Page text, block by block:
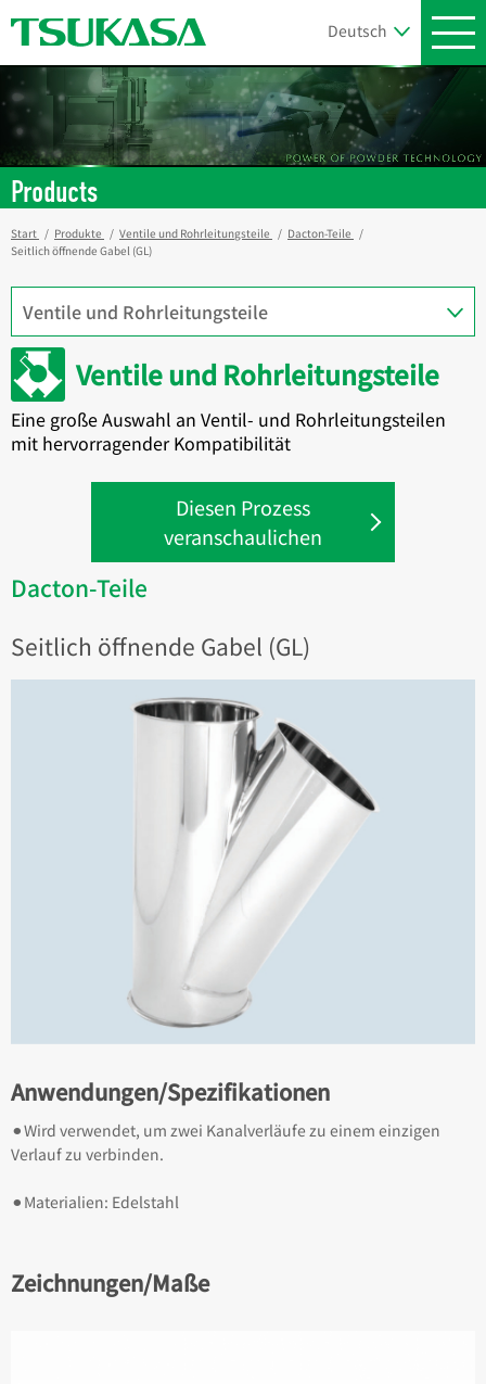
Products
Start Produkte Ventile und Rohrleitungsteile
Dacton-Teile
Seitlich öffnende Gabel (GL)
Ventile und Rohrleitungsteile
Eine große Auswahl an Ventil- und Rohrleitungsteilen
mit hervorragender Kompatibilität
Diesen Prozess
veranschaulichen
Dacton-Teile
Seitlich öffnende Gabel (GL)
Anwendungen/Spezifikationen
⚫︎Wird verwendet, um zwei Kanalverläufe zu einem einzigen
Verlauf zu verbinden.
⚫︎Materialien: Edelstahl
Zeichnungen/Maße